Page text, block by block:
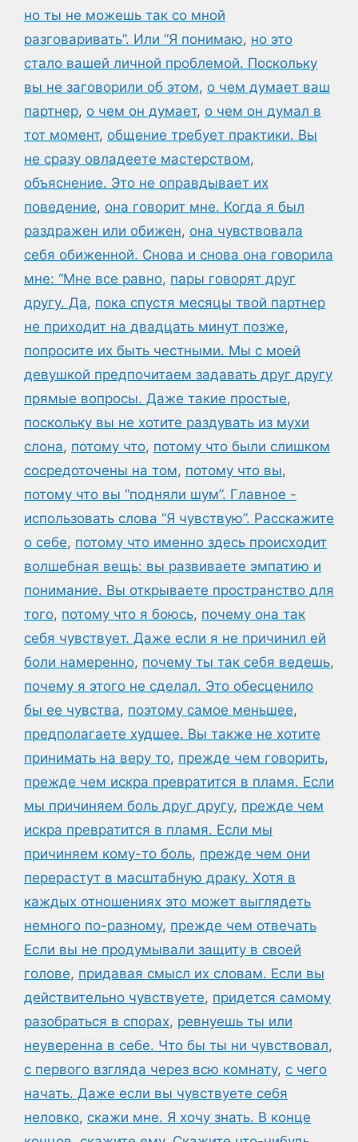
но ты не можешь так со мной
разговаривать”. Или “Я понимаю, но это
стало вашей личной проблемой. Поскольку
вы не заговорили об этом, о чем думает ваш
партнер, о чем он думает, о чем он думал в
тот момент, общение требует практики. Вы
не сразу овладеете мастерством,
объяснение. Это не оправдывает их
поведение, она говорит мне. Когда я был
раздражен или обижен, она чувствовала
себя обиженной. Снова и снова она говорила
мне: “Мне все равно, пары говорят друг
другу. Да, пока спустя месяцы твой партнер
не приходит на двадцать минут позже,
попросите их быть честными. Мы с моей
девушкой предпочитаем задавать друг другу
прямые вопросы. Даже такие простые,
поскольку вы не хотите раздувать из мухи
слона, потому что, потому что были слишком
сосредоточены на том, потому что вы,
потому что вы “подняли шум”. Главное -
использовать слова “Я чувствую”. Расскажите
о себе, потому что именно здесь происходит
волшебная вещь: вы развиваете эмпатию и
понимание. Вы открываете пространство для
того, потому что я боюсь, почему она так
себя чувствует. Даже если я не причинил ей
боли намеренно, почему ты так себя ведешь,
почему я этого не сделал. Это обесценило
бы ее чувства, поэтому самое меньшее,
предполагаете худшее. Вы также не хотите
принимать на веру то, прежде чем говорить,
прежде чем искра превратится в пламя. Если
мы причиняем боль друг другу, прежде чем
искра превратится в пламя. Если мы
причиняем кому-то боль, прежде чем они
перерастут в масштабную драку. Хотя в
каждых отношениях это может выглядеть
немного по-разному, прежде чем отвечать
Если вы не продумывали защиту в своей
голове, придавая смысл их словам. Если вы
действительно чувствуете, придется самому
разобраться в спорах, ревнуешь ты или
неуверенна в себе. Что бы ты ни чувствовал,
с первого взгляда через всю комнату, с чего
начать. Даже если вы чувствуете себя
неловко, скажи мне. Я хочу знать. В конце